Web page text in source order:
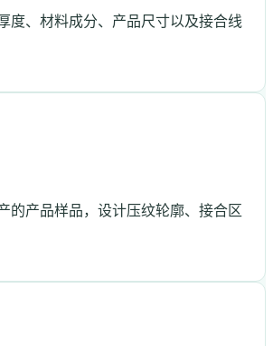
度、材料成分、产品尺寸以及接合线
的产品样品，设计压纹轮廓、接合区